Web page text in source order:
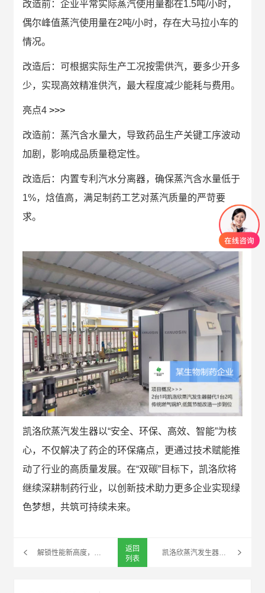
改造前：企业平常实际蒸汽使用量都在1.5吨/小时，
偶尔峰值蒸汽使用量在2吨/小时，存在大马拉小车的
情况。
改造后：可根据实际生产工况按需供汽，要多少开多
少，实现高效精准供汽，最大程度减少能耗与费用。
亮点4 >>>
改造前：蒸汽含水量大，导致药品生产关键工序波动
加剧，影响成品质量稳定性。
改造后：内置专利汽水分离器，确保蒸汽含水量低于
1%，焓值高，满足制药工艺对蒸汽质量的严苛要
求。
凯洛欣蒸汽发生器以“安全、环保、高效、智能”为核
心，不仅解决了药企的环保痛点，更通过技术赋能推
动了行业的高质量发展。在“双碳”目标下，凯洛欣将
继续深耕制药行业，以创新技术助力更多企业实现绿
色梦想，共筑可持续未来。
解锁性能新高度，赋能高效未来--凯洛欣蒸汽发生器最新升级汇总
返回
列表
凯洛欣蒸汽发生器获燕窝企业青睐，效率品质双提升